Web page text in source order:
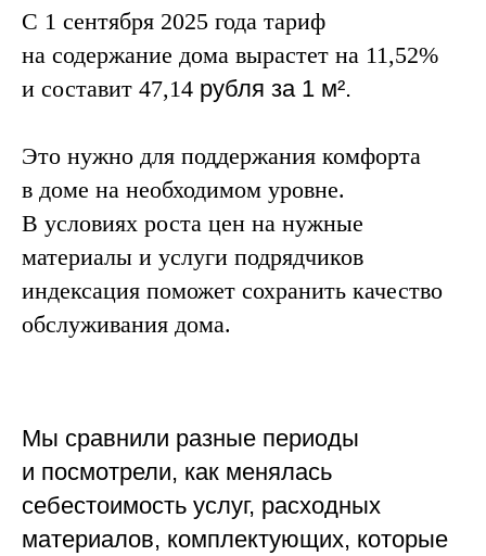
С 1 сентября 2025 года тариф
на содержание дома вырастет на 11,52%
и составит 47,14 рубля за 1 м².
Это нужно для поддержания комфорта
в доме на необходимом уровне.
В условиях роста цен на нужные
материалы и услуги подрядчиков
индексация поможет сохранить качество
обслуживания дома.
Мы сравнили разные периоды
и посмотрели, как менялась
себестоимость услуг, расходных
материалов, комплектующих, которые